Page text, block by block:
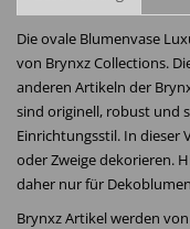
Die ovale Blumenvase
von Brynxz Collections.
anderen Artikeln der
sind originell, robust und
Einrichtungsstil. In dieser
oder Zweige dekorieren.
daher nur für
Brynxz Artikel werden